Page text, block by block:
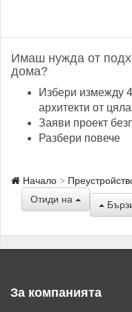
Имаш нужда от
дома?
Избери измежду
архитекти от
Заяви проект
Разбери повече
Начало
Отиди на
За компанията